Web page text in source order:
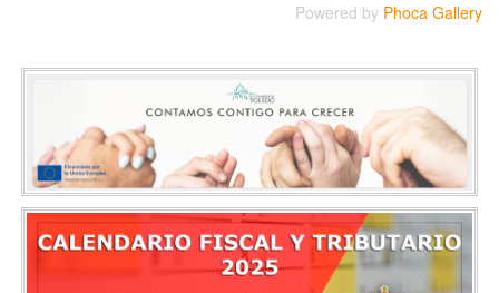
Powered by Phoca Gallery